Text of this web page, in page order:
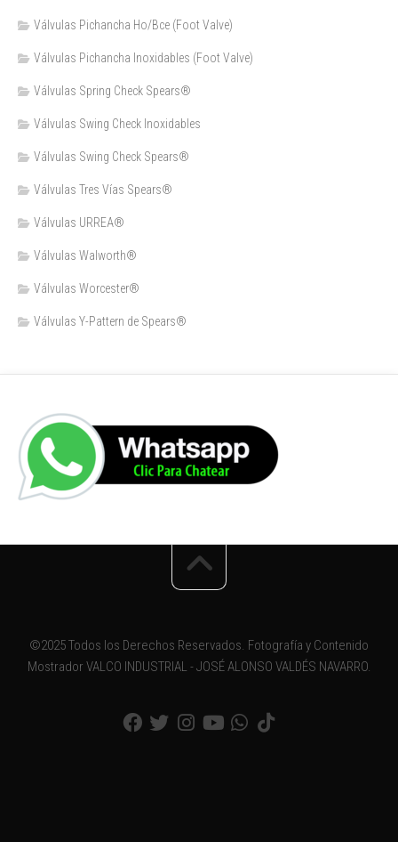
Válvulas Pichancha Ho/Bce (Foot Valve)
Válvulas Pichancha Inoxidables (Foot Valve)
Válvulas Spring Check Spears®
Válvulas Swing Check Inoxidables
Válvulas Swing Check Spears®
Válvulas Tres Vías Spears®
Válvulas URREA®
Válvulas Walworth®
Válvulas Worcester®
Válvulas Y-Pattern de Spears®️
©2025 Todos los Derechos Reservados. Fotografía y Contenido
Mostrador VALCO INDUSTRIAL - JOSÉ ALONSO VALDÉS NAVARRO.